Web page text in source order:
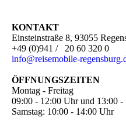
KONTAKT
Einsteinstraße 8, 93055
+49 (0)941 / 20 60 320 0
info@reisemobile-
ÖFFNUNGSZEITEN
Montag - Freitag
09:00 - 12:00 Uhr und 13:00 -
Samstag: 10:00 - 14:00 Uhr